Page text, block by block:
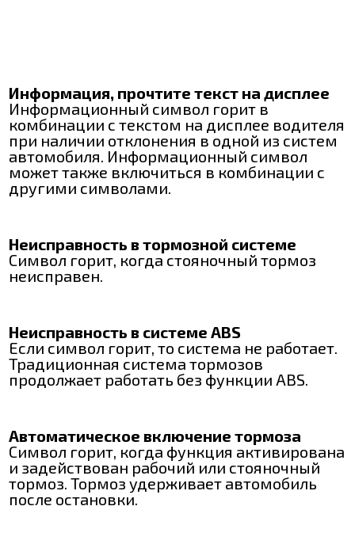
Информация, прочтите текст на дисплее
Информационный символ горит в
комбинации с текстом на дисплее водителя
при наличии отклонения в одной из систем
автомобиля. Информационный символ
может также включиться в комбинации с
другими символами.
Неисправность в тормозной системе
Символ горит, когда стояночный тормоз
неисправен.
Неисправность в системе АВS
Если символ горит, то система не работает.
Традиционная система тормозов
продолжает работать без функции АВS.
Автоматическое включение тормоза
Символ горит, когда функция активирована
и задействован рабочий или стояночный
тормоз. Тормоз удерживает автомобиль
после остановки.